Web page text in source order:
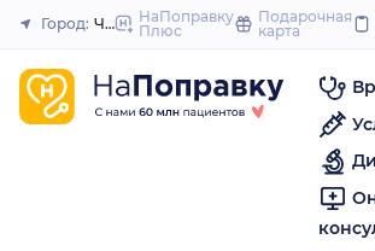
Закрыть
Город: ЧереповецНаПоправку
Плюс
Подарочная
карта